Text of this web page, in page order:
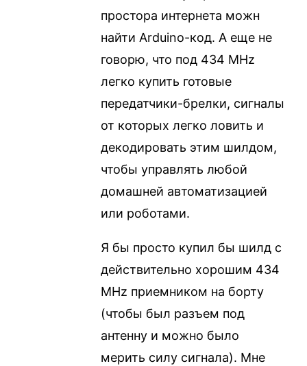
простора интернета можн
найти Arduino-код. А еще не
говорю, что под 434 MHz
легко купить готовые
передатчики-брелки, сигналы
от которых легко ловить и
декодировать этим шилдом,
чтобы управлять любой
домашней автоматизацией
или роботами.
Я бы просто купил бы шилд с
действительно хорошим 434
MHz приемником на борту
(чтобы был разъем под
антенну и можно было
мерить силу сигнала). Мне